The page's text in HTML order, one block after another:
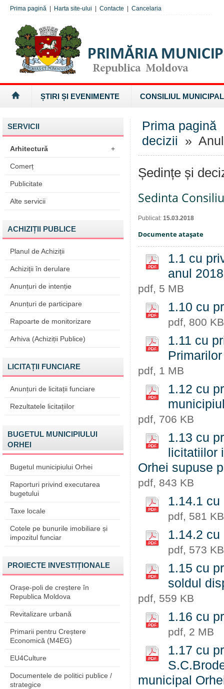
Prima pagină Harta site-ului Contacte Cancelaria
ȘTIRI ȘI EVENIMENTE CONSILIUL MUNICIPAL
SERVICII
Arhitectură +
Comerț
Publicitate
Alte servicii
ACHIZIȚII PUBLICE
Planul de Achiziții
Achiziții în derulare
Anunțuri de intenție
Anunțuri de participare
Rapoarte de monitorizare
Arhiva (Achiziții Publice)
LICITAȚII FUNCIARE
Anunțuri de licitații funciare
Rezultatele licitațiilor
BUGETUL MUNICIPIULUI
ORHEI
Bugetul municipiului Orhei
Raporturi privind executarea
bugetului
Taxe locale
Cotele pe bunurile imobiliare și
impozitul funciar
PROIECTE INVESTIȚIONALE
Orașe-poli de creștere în
Republica Moldova
Revitalizare urbană
Primarii pentru Creștere
Economică (M4EG)
EU4Culture
Documentele de politici publice /
strategice
Prima pagină
decizii »
Ședințe și
Sedinta
Publicat: 15.03.2018
Documente ataşate
1.1 cu
anul
pdf, 5 MB
1.10 cu
pdf, 800 KB
1.11 cu
pdf, 1 MB
1.12 cu
pdf, 706 KB
1.13 cu
licitatiilor
Orhei supuse
pdf, 843 KB
1.14.1
pdf, 581 KB
1.14.2
pdf, 573 KB
1.15 cu
soldul
pdf, 559 KB
1.16 cu
pdf, 2 MB
1.17 cu
municipal